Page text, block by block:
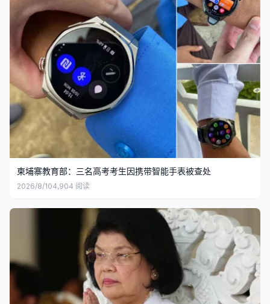
柬埔寨教育部：三名高考考生因携带智能手表被查处
2026/8/104,904 阅读